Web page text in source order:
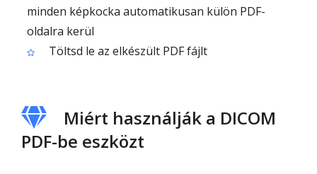
minden képkocka automatikusan külön PDF-
oldalra kerül
Töltsd le az elkészült PDF fájlt
Miért használják a DICOM
PDF-be eszközt